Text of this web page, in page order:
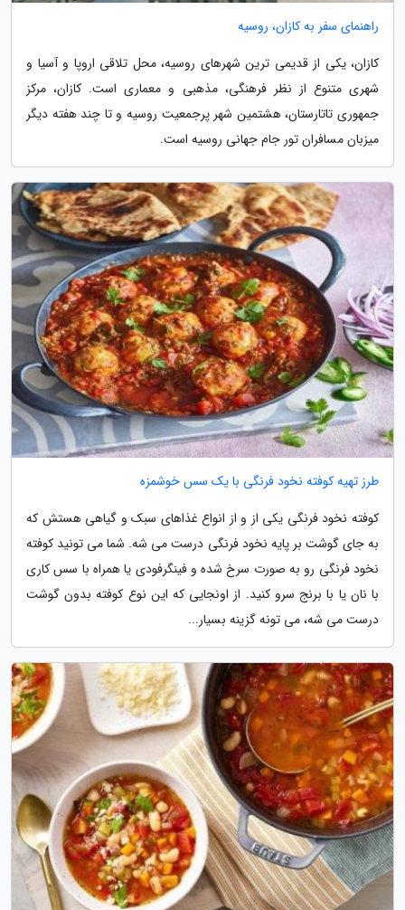
راهنمای سفر به کازان، روسیه
کازان، یکی از قدیمی ترین شهرهای روسیه، محل تلاقی اروپا و آسیا و
شهری متنوع از نظر فرهنگی، مذهبی و معماری است. کازان، مرکز
جمهوری تاتارستان، هشتمین شهر پرجمعیت روسیه و تا چند هفته دیگر
میزبان مسافران تور جام جهانی روسیه است.
طرز تهیه کوفته نخود فرنگی با یک سس خوشمزه
کوفته نخود فرنگی یکی از و از انواع غذاهای سبک و گیاهی هستش که
به جای گوشت بر پایه نخود فرنگی درست می شه. شما می تونید کوفته
نخود فرنگی رو به صورت سرخ شده و فینگرفودی یا همراه با سس کاری
با نان یا با برنج سرو کنید. از اونجایی که این نوع کوفته بدون گوشت
درست می شه، می تونه گزینه بسیار...